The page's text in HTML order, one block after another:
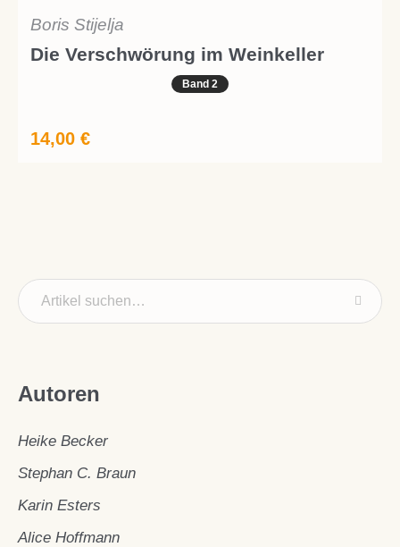
Boris Stijelja
Die Verschwörung im Weinkeller
Band 2
14,00 €
Autoren
Heike Becker
Stephan C. Braun
Karin Esters
Alice Hoffmann